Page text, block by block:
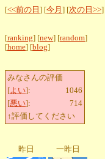
[<<前の日 ] [今月 ] [次の日>>]
[ranking] [new] [random]
[home] [blog]
みなさんの評価
[よい]:
1046
[悪い]:
714
↑評価してください
昨日 一昨日